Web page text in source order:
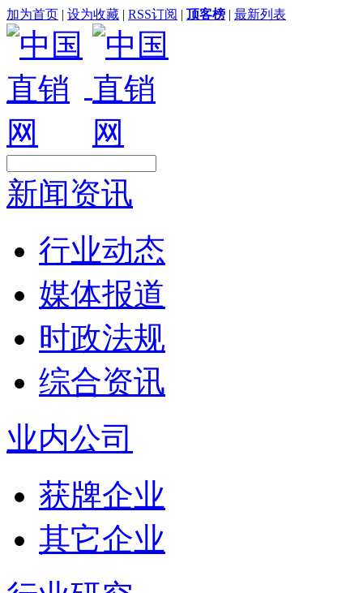
加为首页 | 设为收藏 | RSS订阅 | 顶客榜 | 最新列表
新闻资讯
行业动态
媒体报道
时政法规
综合资讯
业内公司
获牌企业
其它企业